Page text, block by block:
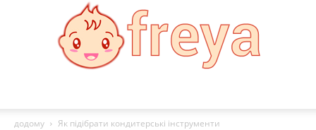
додому
Як підібрати кондитерські інструменти